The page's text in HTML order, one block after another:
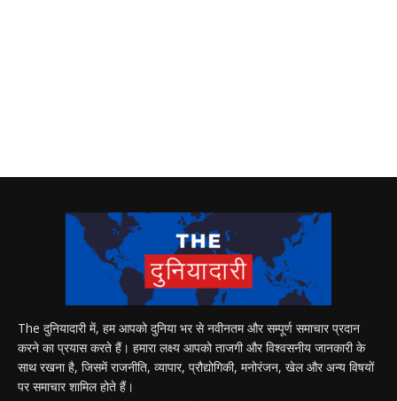
The दुनियादारी में, हम आपको दुनिया भर से नवीनतम और सम्पूर्ण समाचार प्रदान
करने का प्रयास करते हैं। हमारा लक्ष्य आपको ताजगी और विश्वसनीय जानकारी के
साथ रखना है, जिसमें राजनीति, व्यापार, प्रौद्योगिकी, मनोरंजन, खेल और अन्य विषयों
पर समाचार शामिल होते हैं।